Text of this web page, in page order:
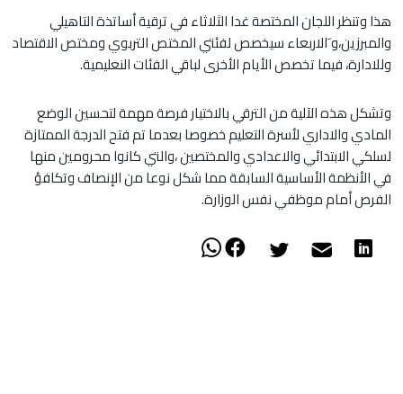
هذا وتنظر اللجان المختصة غدا الثلاثاء في ترقية أساتذة التاهيلي
والمبرزين،و َالاربعاء سيخصص لفئتي المختص التربوي ومختص الاقتصاد
وللادارة، فيما تخصص الأيام الأخرى لباقي الفئات النعليمية.
وتشكل هذه الآلية من الترقي بالاختيار فرصة مهمة لتحسين الوضع
المادي والاداري لأسرة التعليم خصوصا بعدما تم فتح الدرجة الممتازة
لسلكي الابتدائي والاعدادي والمختصين ،والتي كانوا محرومين منها
في الأنظمة الأساسية السابقة مما شكل نوعا من الإنصاف وتكافؤ
الفرص أمام موظفي نفس الوزارة.